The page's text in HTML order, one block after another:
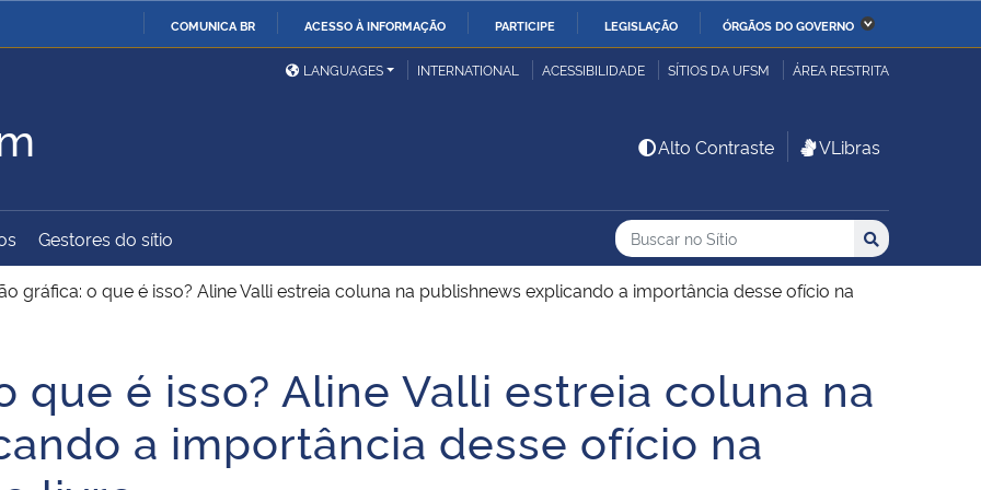
COMUNICA BR ACESSO À INFORMAÇÃO PARTICIPE LEGISLAÇÃO ÓRGÃOS DO GOVERNO
Ministério da Defesa
Ministério das Relações
Exteriores
Ministério da Economia Ministério da Infraestrutura
Ministério da Ciência,
Tecnologia, Inovações e
Ministério do
Desenvolvimento Regional
União
Família e dos Direitos
Advocacia-Geral da União Banco Central do Brasil Planalto
LANGUAGES INTERNATIONAL ACESSIBILIDADE SÍTIOS DA UFSM ÁREA RESTRITA
Alto Contraste VLibras
Gestores do sítio Busca
Buscar no no Sítio
Busca: Buscar
gráfica: o que é isso? Aline Valli estreia coluna na publishnews explicando a importância desse ofício na
que é isso? Aline Valli estreia coluna na
a importância desse ofício na